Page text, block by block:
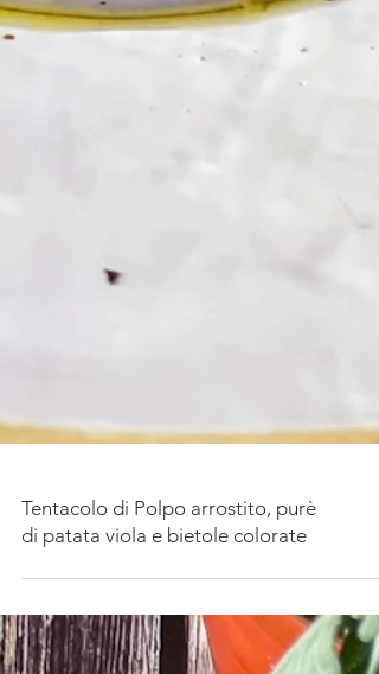
di patata viola e bietole colorate